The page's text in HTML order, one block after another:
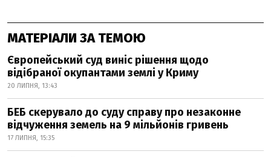
МАТЕРІАЛИ ЗА ТЕМОЮ
Європейський суд виніс рішення щодо
відібраної окупантами землі у Криму
20 ЛИПНЯ, 13:43
БЕБ скерувало до суду справу про незаконне
відчуження земель на 9 мільйонів гривень
17 ЛИПНЯ, 15:35